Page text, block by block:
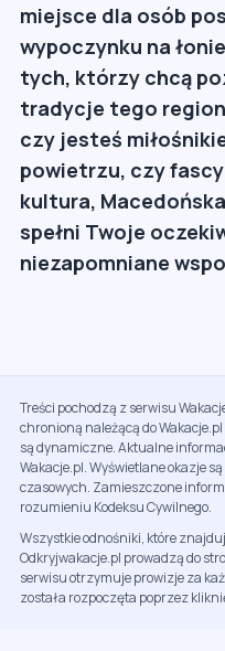
miejsce dla osób
wypoczynku na
tych, którzy chcą
tradycje tego
czy jesteś
powietrzu, czy
kultura,
spełni Twoje
niezapomniane
Treści pochodzą z serwisu
chronioną należącą do
są dynamiczne. Aktualne
Wakacje.pl. Wyświetlane okazje
czasowych. Zamieszczone
rozumieniu Kodeksu Cywilnego.
Wszystkie odnośniki, które
Odkryjwakacje.pl prowadzą do
serwisu otrzymuje prowizje za
została rozpoczęta poprzez